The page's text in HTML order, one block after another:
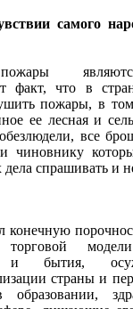
самого
факт, что в
пожары, в
ее лесная и
все
чиновнику
спрашивать и
конечную
торговой
и бытия,
страны и
образовании,